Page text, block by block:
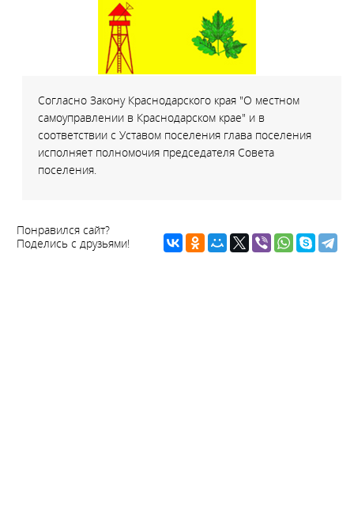
Согласно Закону Краснодарского края "О местном
самоуправлении в Краснодарском крае" и в
соответствии с Уставом поселения глава поселения
исполняет полномочия председателя Совета
поселения.
Понравился сайт?
Поделись с друзьями!